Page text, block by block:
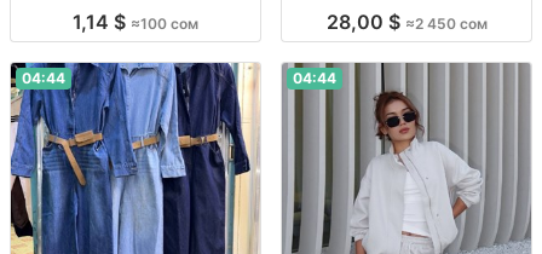
р-р станд., уп. 10 шт., опт.
1,14 $ ≈100 сом
огранич. кол-во, 2450 сом
28,00 $ ≈2 450 сом
04:44 04:44